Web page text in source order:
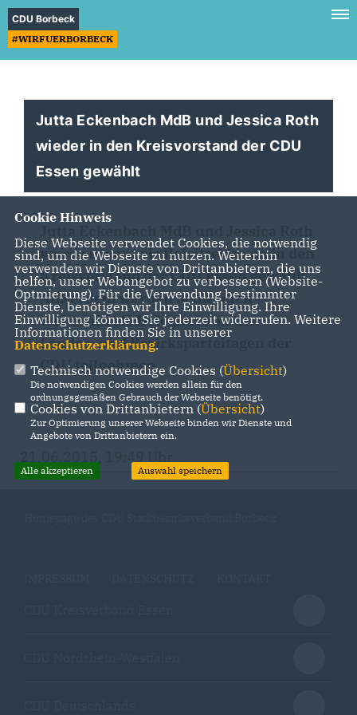
CDU Borbeck
#WIRFUERBORBECK
Jutta Eckenbach MdB und Jessica Roth
wieder in den Kreisvorstand der CDU
Essen gewählt
wurde erneut als Beisitzerinnen in den
Kreisvorstand der CDU Essen gewählt.
Außerdem werden beide auch
weiterhin als Delegierte an den
Landes- und Bezirksparteitagen der
CDU teilnehmen.
Cookie Hinweis
Diese Webseite verwendet Cookies, die notwendig
sind, um die Webseite zu nutzen. Weiterhin
verwenden wir Dienste von Drittanbietern, die uns
helfen, unser Webangebot zu verbessern (Website-
Optmierung). Für die Verwendung bestimmter
Dienste, benötigen wir Ihre Einwilligung. Ihre
Einwilligung können Sie jederzeit widerrufen. Weitere
Informationen finden Sie in unserer
Datenschutzerklärung.
Technisch notwendige Cookies (Übersicht)
Die notwendigen Cookies werden allein für den
ordnungsgemäßen Gebrauch der Webseite benötigt.
Cookies von Drittanbietern (Übersicht)
Zur Optimierung unserer Webseite binden wir Dienste und
Angebote von Drittanbietern ein.
Alle akzeptieren Auswahl speichern